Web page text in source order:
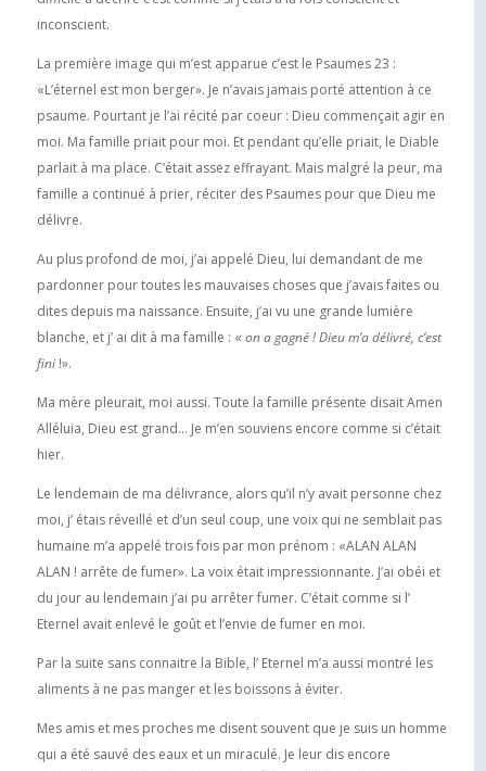
inconscient.
La première image qui m’est apparue c’est le Psaumes 23 :
«L’éternel est mon berger». Je n’avais jamais porté attention à ce
psaume. Pourtant je l’ai récité par coeur : Dieu commençait agir en
moi. Ma famille priait pour moi. Et pendant qu’elle priait, le Diable
parlait à ma place. C’était assez effrayant. Mais malgré la peur, ma
famille a continué à prier, réciter des Psaumes pour que Dieu me
délivre.
Au plus profond de moi, j’ai appelé Dieu, lui demandant de me
pardonner pour toutes les mauvaises choses que j’avais faites ou
dites depuis ma naissance. Ensuite, j’ai vu une grande lumière
blanche, et j’ ai dit à ma famille : « on a gagné ! Dieu m’a délivré, c’est
fini !».
Ma mère pleurait, moi aussi. Toute la famille présente disait Amen
Alléluia, Dieu est grand… Je m’en souviens encore comme si c’était
hier.
Le lendemain de ma délivrance, alors qu’il n’y avait personne chez
moi, j’ étais réveillé et d’un seul coup, une voix qui ne semblait pas
humaine m’a appelé trois fois par mon prénom : «ALAN ALAN
ALAN ! arrête de fumer». La voix était impressionnante. J’ai obéi et
du jour au lendemain j’ai pu arrêter fumer. C’était comme si l’
Eternel avait enlevé le goût et l’envie de fumer en moi.
Par la suite sans connaitre la Bible, l’ Eternel m’a aussi montré les
aliments à ne pas manger et les boissons à éviter.
Mes amis et mes proches me disent souvent que je suis un homme
qui a été sauvé des eaux et un miraculé. Je leur dis encore